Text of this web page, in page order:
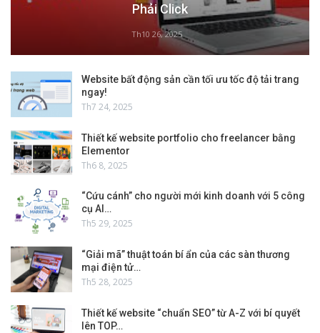
Phải Click
Th10 26, 2025
Website bất động sản cần tối ưu tốc độ tải trang
ngay!
Th7 24, 2025
Thiết kế website portfolio cho freelancer bằng
Elementor
Th6 8, 2025
“Cứu cánh” cho người mới kinh doanh với 5 công
cụ AI…
Th5 29, 2025
“Giải mã” thuật toán bí ẩn của các sàn thương
mại điện tử…
Th5 28, 2025
Thiết kế website “chuẩn SEO” từ A-Z với bí quyết
lên TOP…